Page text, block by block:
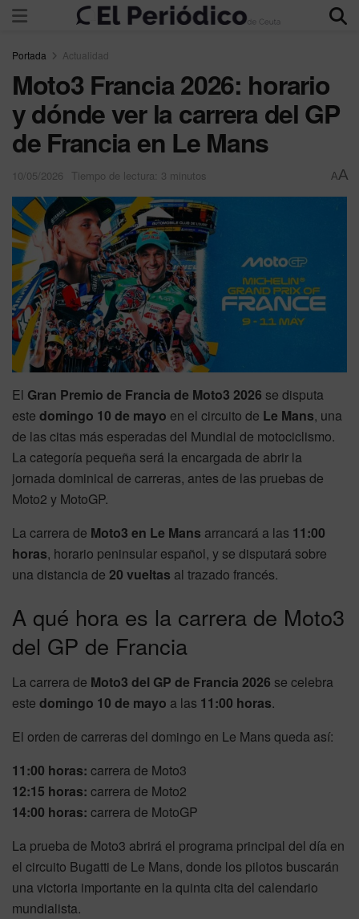
Portada Actualidad
Moto3 Francia 2026: horario
y dónde ver la carrera del GP
de Francia en Le Mans
10/05/2026 Tiempo de lectura: 3 minutos AA
El Gran Premio de Francia de Moto3 2026 se disputa
este domingo 10 de mayo en el circuito de Le Mans, una
de las citas más esperadas del Mundial de motociclismo.
La categoría pequeña será la encargada de abrir la
jornada dominical de carreras, antes de las pruebas de
Moto2 y MotoGP.
La carrera de Moto3 en Le Mans arrancará a las 11:00
horas, horario peninsular español, y se disputará sobre
una distancia de 20 vueltas al trazado francés.
A qué hora es la carrera de Moto3
del GP de Francia
La carrera de Moto3 del GP de Francia 2026 se celebra
este domingo 10 de mayo a las 11:00 horas.
El orden de carreras del domingo en Le Mans queda así:
11:00 horas: carrera de Moto3
12:15 horas: carrera de Moto2
14:00 horas: carrera de MotoGP
La prueba de Moto3 abrirá el programa principal del día en
el circuito Bugatti de Le Mans, donde los pilotos buscarán
una victoria importante en la quinta cita del calendario
mundialista.